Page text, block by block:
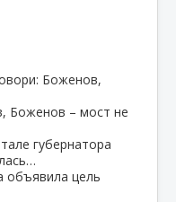
Боженов,
губернатора
объявила цель